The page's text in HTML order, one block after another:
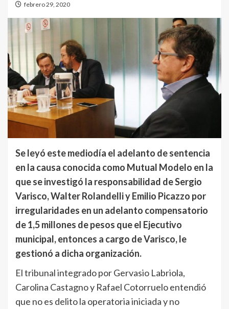
febrero 29, 2020
Se leyó este mediodía el adelanto de sentencia
en la causa conocida como Mutual Modelo en la
que se investigó la responsabilidad de Sergio
Varisco, Walter Rolandelli y Emilio Picazzo por
irregularidades en un adelanto compensatorio
de 1,5 millones de pesos que el Ejecutivo
municipal, entonces a cargo de Varisco, le
gestionó a dicha organización.
El tribunal integrado por Gervasio Labriola,
Carolina Castagno y Rafael Cotorruelo entendió
que no es delito la operatoria iniciada y no